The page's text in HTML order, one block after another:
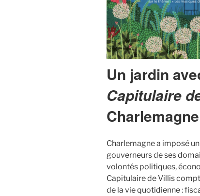
Un jardin
Capitulaire
Charlemagne
Charlemagne a imposé
gouverneurs de ses
volontés politiques,
Capitulaire de Villis
de la vie quotidienne :